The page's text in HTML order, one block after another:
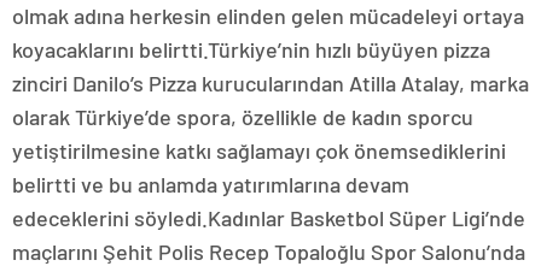
olmak adına herkesin elinden gelen mücadeleyi ortaya
koyacaklarını belirtti.Türkiye’nin hızlı büyüyen pizza
zinciri Danilo’s Pizza kurucularından Atilla Atalay, marka
olarak Türkiye’de spora, özellikle de kadın sporcu
yetiştirilmesine katkı sağlamayı çok önemsediklerini
belirtti ve bu anlamda yatırımlarına devam
edeceklerini söyledi.Kadınlar Basketbol Süper Ligi’nde
maçlarını Şehit Polis Recep Topaloğlu Spor Salonu’nda